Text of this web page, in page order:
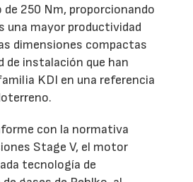
de 250 Nm, proporcionando
una mayor productividad
dimensiones compactas
de instalación que han
KDI en una referencia
con la normativa
Stage V, el motor
tecnología de